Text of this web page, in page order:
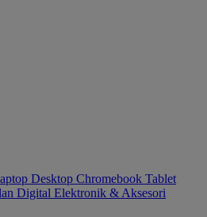
Desktop Chromebook Tablet
Digital Elektronik & Aksesori